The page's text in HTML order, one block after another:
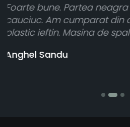
un
misca
Toate sunt foarte
atât de bine în
cele 8 bucati dar una
vânzătorul a
banii pentru 1 bucata,